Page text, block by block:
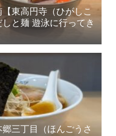
東高円寺（ひがしこ
と麺 遊泳に行ってき
三丁目（ほんごうさ